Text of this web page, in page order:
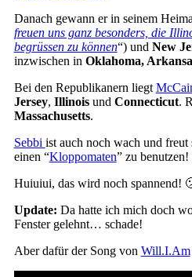
Danach gewann er in seinem
freuen uns ganz besonders, die
begrüssen zu können“) und New
inzwischen in Oklahoma,
Bei den Republikanern liegt
Jersey, Illinoisund Connecticut.
Massachusetts.
Sebbi ist auch noch wach und
einen “Kloppomaten” zu
Huiuiui, das wird noch spannend!
Update: Da hatte ich mich doch
Fenster gelehnt… schade!
Aber dafür der Song von Will.I.Am